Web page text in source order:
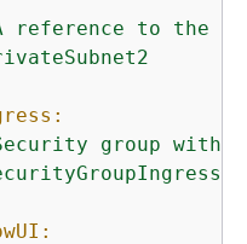
reference to the
group with